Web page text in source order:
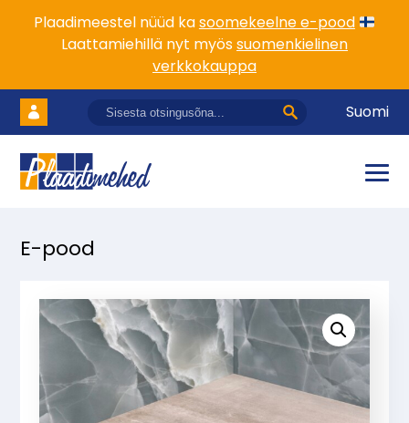
Plaadimeestel nüüd kasoomekeelne e-pood
Laattamiehillä nyt myössuomenkielinen
verkkokauppa
Suomi
E-pood